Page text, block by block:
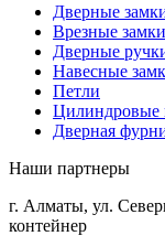
Дверные
Врезные замки
Дверные
Навесные
Петли
Цилиндровые
Дверная
Наши партнеры
г. Алматы, ул.
контейнер